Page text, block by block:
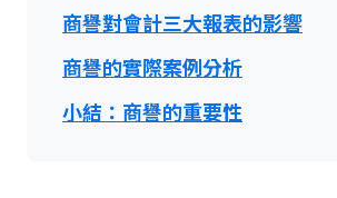
商譽對會計三大報表的影響
商譽的實際案例分析
小結：商譽的重要性